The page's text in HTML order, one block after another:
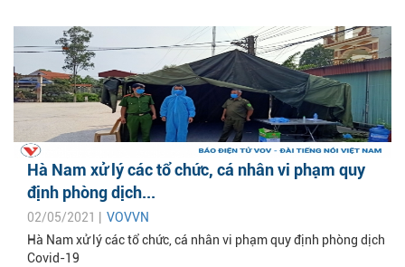
Hà Nam xử lý các tổ chức, cá nhân vi phạm quy
định phòng dịch...
02/05/2021 | VOVVN
Hà Nam xử lý các tổ chức, cá nhân vi phạm quy định phòng dịch
Covid-19